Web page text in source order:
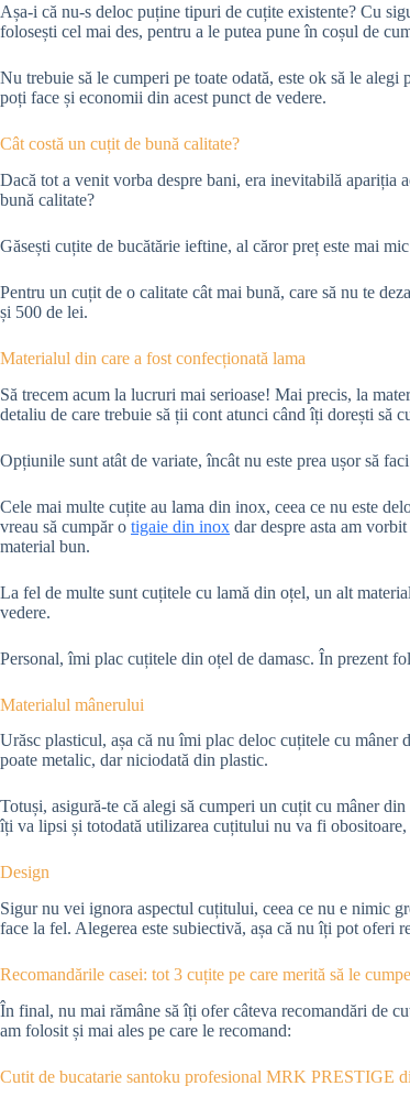
Așa-i că nu-s deloc puține tipuri de cuțite existente? Cu
folosești cel mai des, pentru a le putea pune în coșul de
Nu trebuie să le cumperi pe toate odată, este ok să le
poți face și economii din acest punct de vedere.
Cât costă un cuțit de bună calitate?
Dacă tot a venit vorba despre bani, era inevitabilă apariția
bună calitate?
Găsești cuțite de bucătărie ieftine, al căror preț este mai
Pentru un cuțit de o calitate cât mai bună, care să nu te
și 500 de lei.
Materialul din care a fost confecționată lama
Să trecem acum la lucruri mai serioase! Mai precis, la
detaliu de care trebuie să ții cont atunci când îți dorești să
Opțiunile sunt atât de variate, încât nu este prea ușor să
Cele mai multe cuțite au lama din inox, ceea ce nu este
vreau să cumpăr o tigaie din inox dar despre asta am
material bun.
La fel de multe sunt cuțitele cu lamă din oțel, un alt
vedere.
Personal, îmi plac cuțitele din oțel de damasc. În prezent
Materialul mânerului
Urăsc plasticul, așa că nu îmi plac deloc cuțitele cu
poate metalic, dar niciodată din plastic.
Totuși, asigură-te că alegi să cumperi un cuțit cu mâner
îți va lipsi și totodată utilizarea cuțitului nu va fi
Design
Sigur nu vei ignora aspectul cuțitului, ceea ce nu e nimic
face la fel. Alegerea este subiectivă, așa că nu îți pot oferi
Recomandările casei: tot 3 cuțite pe care merită să le
În final, nu mai rămâne să îți ofer câteva recomandări de
am folosit și mai ales pe care le recomand:
Cutit de bucatarie santoku profesional MRK PRESTIGE